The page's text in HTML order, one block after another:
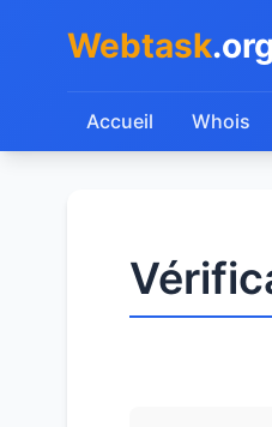
Webtask.org
Accueil Whois